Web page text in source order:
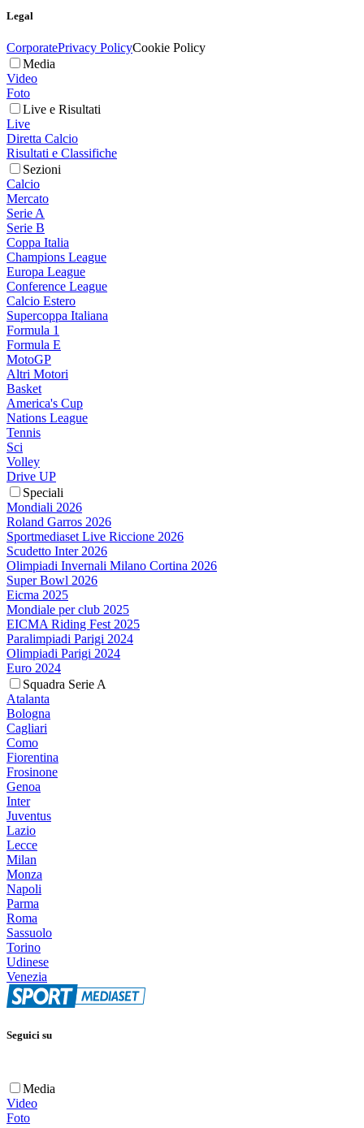
Legal
CorporatePrivacy PolicyCookie Policy
Media
Video
Foto
Live e Risultati
Live
Diretta Calcio
Risultati e Classifiche
Sezioni
Calcio
Mercato
Serie A
Serie B
Coppa Italia
Champions League
Europa League
Conference League
Calcio Estero
Supercoppa Italiana
Formula 1
Formula E
MotoGP
Altri Motori
Basket
America's Cup
Nations League
Tennis
Sci
Volley
Drive UP
Speciali
Mondiali 2026
Roland Garros 2026
Sportmediaset Live Riccione 2026
Scudetto Inter 2026
Olimpiadi Invernali Milano Cortina 2026
Super Bowl 2026
Eicma 2025
Mondiale per club 2025
EICMA Riding Fest 2025
Paralimpiadi Parigi 2024
Olimpiadi Parigi 2024
Euro 2024
Squadra Serie A
Atalanta
Bologna
Cagliari
Como
Fiorentina
Frosinone
Genoa
Inter
Juventus
Lazio
Lecce
Milan
Monza
Napoli
Parma
Roma
Sassuolo
Torino
Udinese
Venezia
Seguici su
Media
Video
Foto